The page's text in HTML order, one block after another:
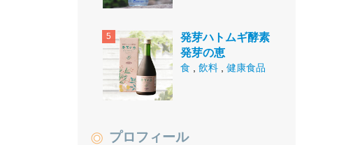
発芽ハトムギ酵素
発芽の恵
食 飲料 健康食品
プロフィール